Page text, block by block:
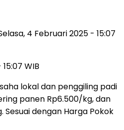
4 Februari 2025 - 15:07
WIB
lokal dan penggiling padi
panen Rp6.500/kg, dan
Sesuai dengan Harga Pokok